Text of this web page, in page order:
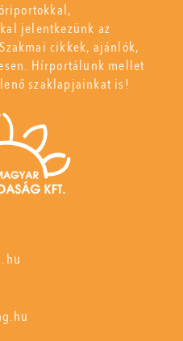
jelentkezünk az
cikkek, ajánlók,
Hírportálunk mellet
szaklapjainkat is!